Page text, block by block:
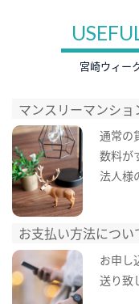
宮崎ウィー
マンスリーマンショ
通常の
数料が
法人様
お支払い方法につい
お申し
送り致